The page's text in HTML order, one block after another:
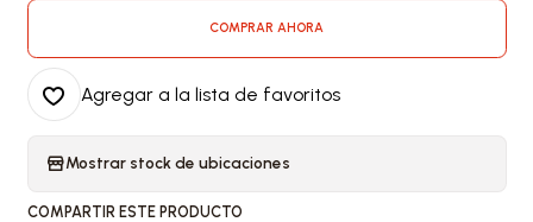
COMPRAR AHORA
Agregar a la lista de favoritos
Mostrar stock de ubicaciones
COMPARTIR ESTE PRODUCTO